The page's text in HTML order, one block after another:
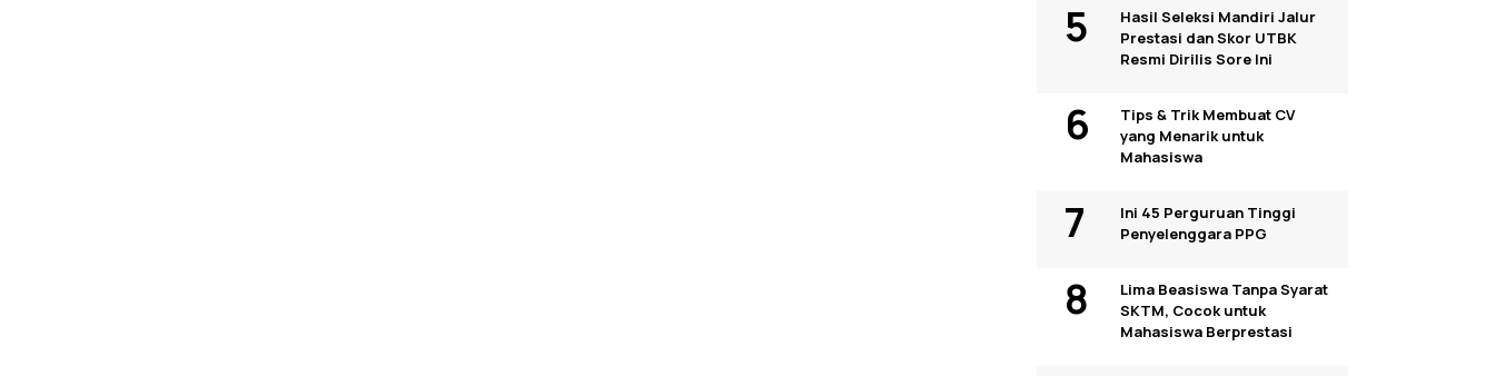
Hasil Seleksi Mandiri Jalur
Prestasi dan Skor UTBK
Resmi Dirilis Sore Ini
Tips & Trik Membuat CV
yang Menarik untuk
Mahasiswa
Ini 45 Perguruan Tinggi
Penyelenggara PPG
Lima Beasiswa Tanpa Syarat
SKTM, Cocok untuk
Mahasiswa Berprestasi